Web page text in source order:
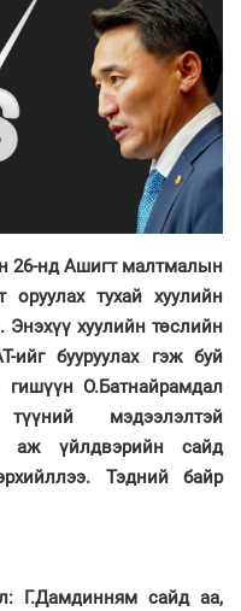
26-нд Ашигт малтмалын
оруулах тухай хуулийн
хуулийн төслийн
бууруулах гэж буй
О.Батнайрамдал
мэдээлэлтэй
аж үйлдвэрийн сайд
Тэдний байр
Г.Дамдинням сайд аа,